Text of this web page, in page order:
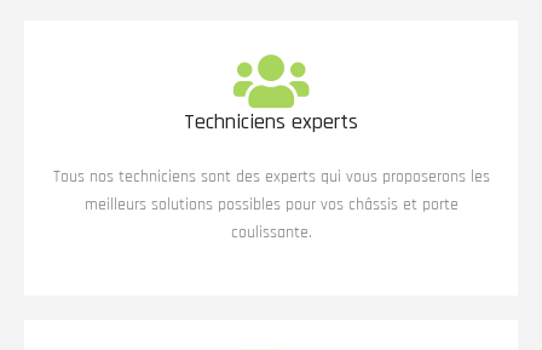
Techniciens experts
Tous nos techniciens sont des experts qui vous proposerons les
meilleurs solutions possibles pour vos châssis et porte
coulissante.